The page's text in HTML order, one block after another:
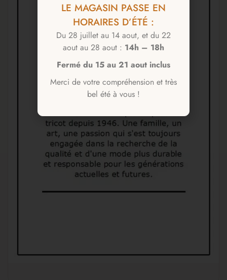
LE MAGASIN PASSE EN
HORAIRES D’ÉTÉ :
Du 28 juillet au 14 aout, et du 22
aout au 28 aout : 14h – 18h
Fermé du 15 au 21 aout inclus
Merci de votre compréhension et très
bel été à vous !